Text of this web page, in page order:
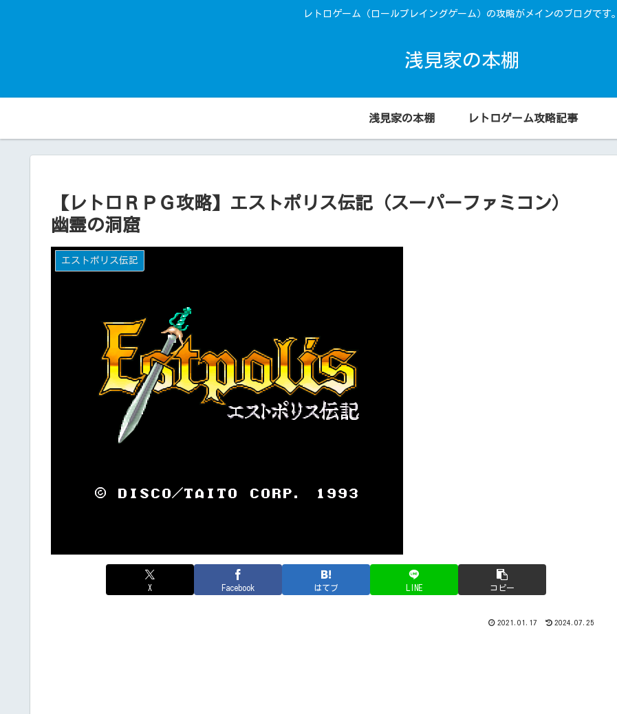
レトロゲーム（ロールプレイングゲーム）の攻略がメインのブログです。
浅見家の本棚
浅見家の本棚 レトロゲーム攻略記事
【レトロＲＰＧ攻略】エストポリス伝記（スーパーファミコン）
幽霊の洞窟
エストポリス伝記
X Facebook はてブ LINE コピー
2021.01.17 2024.07.25